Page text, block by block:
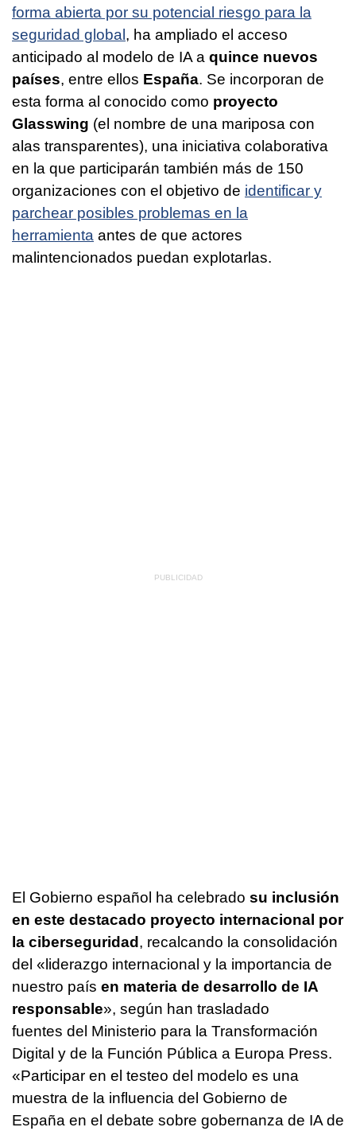
forma abierta por su potencial riesgo para la
seguridad global , ha ampliado el acceso
anticipado al modelo de IA a quince nuevos
países, entre ellos España. Se incorporan de
esta forma al conocido como proyecto
Glasswing (el nombre de una mariposa con
alas transparentes), una iniciativa colaborativa
en la que participarán también más de 150
organizaciones con el objetivo de identificar y
parchear posibles problemas en la
herramienta antes de que actores
malintencionados puedan explotarlas.
El Gobierno español ha celebrado su inclusión
en este destacado proyecto internacional por
la ciberseguridad , recalcando la consolidación
del «liderazgo internacional y la importancia de
nuestro país en materia de desarrollo de IA
responsable», según han trasladado
fuentes del Ministerio para la Transformación
Digital y de la Función Pública a Europa Press.
«Participar en el testeo del modelo es una
muestra de la influencia del Gobierno de
España en el debate sobre gobernanza de IA de